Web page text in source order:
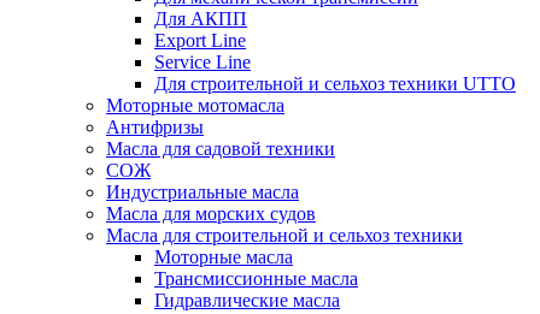
Для АКПП
Export Line
Service Line
Для строительной и сельхоз техники UTTO
Моторные мотомасла
Антифризы
Масла для садовой техники
СОЖ
Индустриальные масла
Масла для морских судов
Масла для строительной и сельхоз техники
Моторные масла
Трансмиссионные масла
Гидравлические масла